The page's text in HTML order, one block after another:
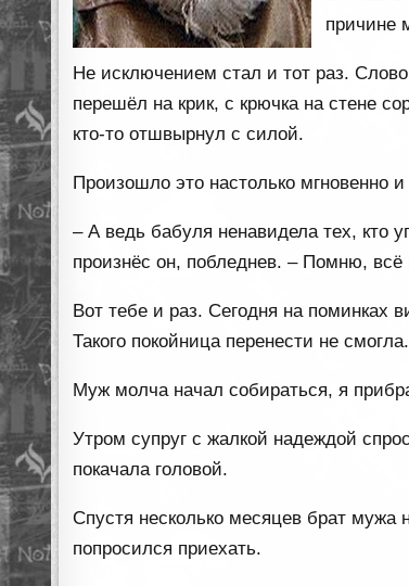
причине
Не исключением стал и тот раз.
перешёл на крик, с крючка на стене
кто-то отшвырнул с силой.
Произошло это настолько мгновенно
– А ведь бабуля ненавидела тех, кто
произнёс он, побледнев. – Помню, всё
Вот тебе и раз. Сегодня на поминках
Такого покойница перенести не смогла.
Муж молча начал собираться, я
Утром супруг с жалкой надеждой
покачала головой.
Спустя несколько месяцев брат
попросился приехать.